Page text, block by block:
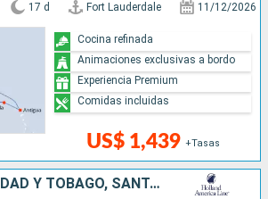
17 d Fort Lauderdale 11/12/2026
US$ 1,439 +Tasas
Cocina refinada
Animaciones exclusivas a bordo
Experiencia Premium
Comidas incluidas
BARBADOS, TRINIDAD Y TOBAGO, SANTA LUCIA, ANTIGUA Y BARBUDA, SAN MARTÍN, PUERTO RICO, BAHAMAS, ESTADOS UNIDOS